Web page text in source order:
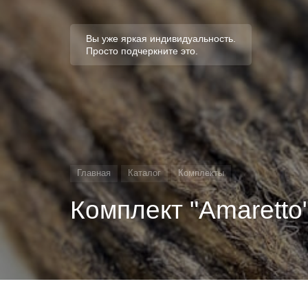
Вы уже яркая индивидуальность.
Просто подчеркните это.
Главная Каталог Комплекты
Комплект